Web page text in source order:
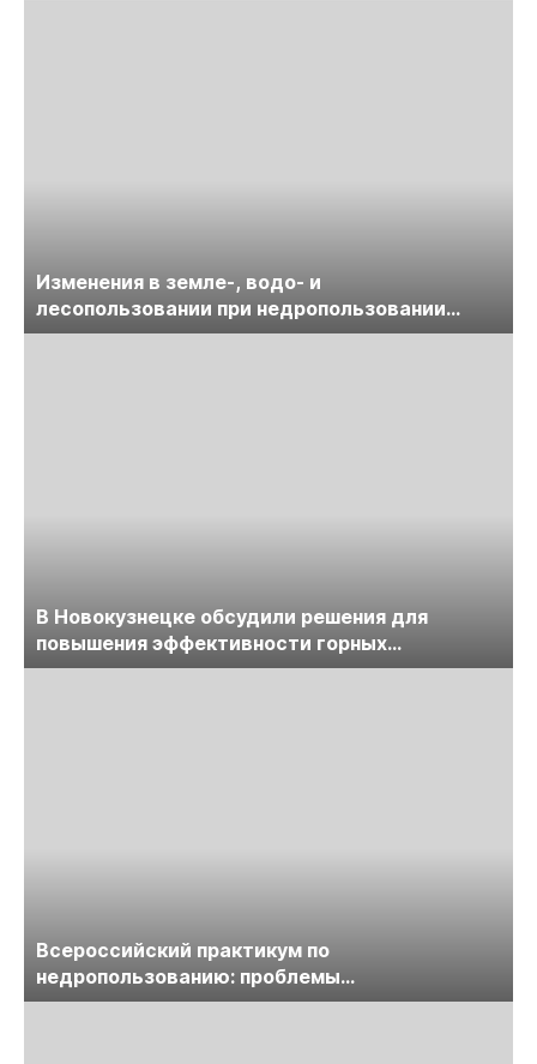
Изменения в земле-, водо- и
лесопользовании при недропользовании
обсудят на семинаре «ПравоТЭК»
В Новокузнецке обсудили решения для
повышения эффективности горных
предприятий
Всероссийский практикум по
недропользованию: проблемы
лицензирования, цифровизации, экспертизы